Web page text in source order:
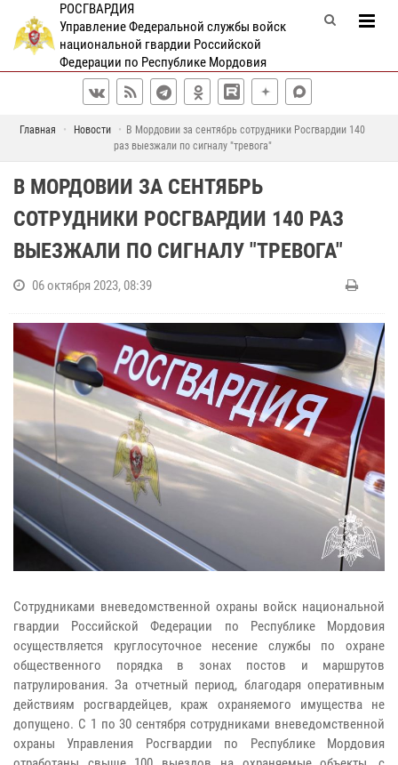
РОСГВАРДИЯ
Управление Федеральной службы войск
национальной гвардии Российской
Федерации по Республике Мордовия
Главная Новости
В Мордовии за сентябрь сотрудники Росгвардии 140
раз выезжали по сигналу "тревога"
В МОРДОВИИ ЗА СЕНТЯБРЬ
СОТРУДНИКИ РОСГВАРДИИ 140 РАЗ
ВЫЕЗЖАЛИ ПО СИГНАЛУ "ТРЕВОГА"
06 октября 2023, 08:39
Сотрудниками вневедомственной охраны войск национальной
гвардии Российской Федерации по Республике Мордовия
осуществляется круглосуточное несение службы по охране
общественного порядка в зонах постов и маршрутов
патрулирования. За отчетный период, благодаря оперативным
действиям росгвардейцев, краж охраняемого имущества не
допущено. С 1 по 30 сентября сотрудниками вневедомственной
охраны Управления Росгвардии по Республике Мордовия